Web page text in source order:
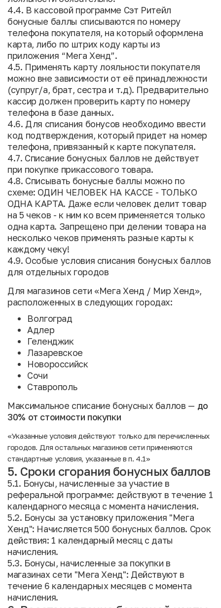
4.4. В кассовой программе Сэт Ритейл
бонусные баллы списываются по номеру
телефона покупателя, на который оформлена
карта, либо по штрих коду карты из
приложения “Мега Хенд”.
4.5. Применять карту лояльности покупателя
можно вне зависимости от её принадлежности
(супруг/а, брат, сестра и т.д). Предварительно
кассир должен проверить карту по номеру
телефона в базе данных.
4.6. Для списания бонусов необходимо ввести
код подтверждения, который придет на номер
телефона, привязанный к карте покупателя.
4.7. Списание бонусных баллов не действует
при покупке прикассового товара.
4.8. Списывать бонусные баллы можно по
схеме: ОДИН ЧЕЛОВЕК НА КАССЕ - ТОЛЬКО
ОДНА КАРТА. Даже если человек делит товар
на 5 чеков - к ним ко всем применяется только
одна карта. Запрещено при делении товара на
несколько чеков применять разные карты к
каждому чеку!
4.9. Особые условия списания бонусных баллов
для отдельных городов
Для магазинов сети «Мега Хенд / Мир Хенд»,
расположенных в следующих городах:
Волгоград
Адлер
Геленджик
Лазаревское
Новороссийск
Сочи
Ставрополь
Максимальное списание бонусных баллов — до
30% от стоимости покупки
«Указанные условия действуют только для перечисленных
городов. Для остальных магазинов сети применяются
стандартные условия, указанные в п. 4.1»
5. Сроки сгорания бонусных баллов
5.1. Бонусы, начисленные за участие в
реферальной программе: действуют в течение 1
календарного месяца с момента начисления.
5.2. Бонусы за установку приложения "Мега
Хенд": Начисляется 500 бонусных баллов. Срок
действия: 1 календарный месяц с даты
начисления.
5.3. Бонусы, начисленные за покупки в
магазинах сети "Мега Хенд": Действуют в
течение 6 календарных месяцев с момента
начисления.